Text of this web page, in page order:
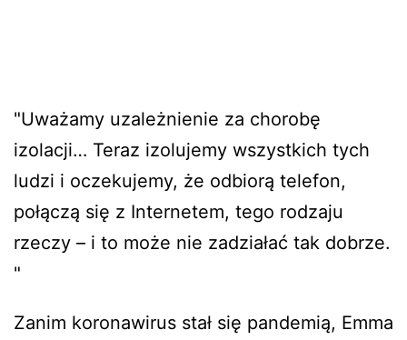
"Uważamy uzależnienie za chorobę
izolacji… Teraz izolujemy wszystkich tych
ludzi i oczekujemy, że odbiorą telefon,
połączą się z Internetem, tego rodzaju
rzeczy – i to może nie zadziałać tak dobrze.
"
Zanim koronawirus stał się pandemią, Emma